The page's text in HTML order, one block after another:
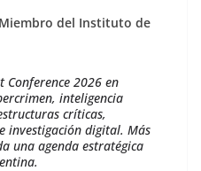
del Instituto de
Conference 2026 en
inteligencia
críticas,
investigación digital. Más
una agenda estratégica